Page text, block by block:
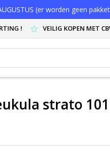
(er worden geen
! VEILIG KOPEN MET
strato 101